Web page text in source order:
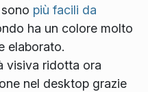
più facili da
ha un colore molto
elaborato.
visiva ridotta ora
nel desktop grazie